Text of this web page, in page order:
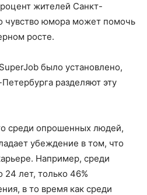
жителей Санкт-
чувство юмора может помочь
росте.
было установлено,
разделяют эту
среди опрошенных людей,
убеждение в том, что
Например, среди
24 лет, только 46%
в то время как среди